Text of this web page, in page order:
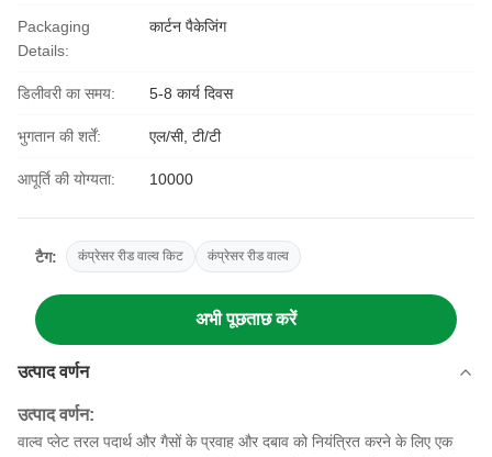
Packaging
Details:
कार्टन पैकेजिंग
डिलीवरी का समय: 5-8 कार्य दिवस
भुगतान की शर्तें: एल/सी, टी/टी
आपूर्ति की योग्यता: 10000
टैग: कंप्रेसर रीड वाल्व किट कंप्रेसर रीड वाल्व
अभी पूछताछ करें
उत्पाद वर्णन
उत्पाद वर्णन:
वाल्व प्लेट तरल पदार्थ और गैसों के प्रवाह और दबाव को नियंत्रित करने के लिए एक